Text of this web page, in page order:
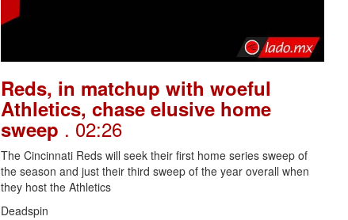
Reds, in matchup with woeful
Athletics, chase elusive home
sweep . 02:26
The Cincinnati Reds will seek their first home series sweep of
the season and just their third sweep of the year overall when
they host the Athletics
Deadspin